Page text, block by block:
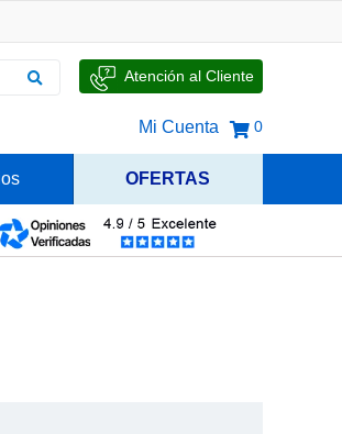
Atención al Cliente
Mi Cuenta 0
OFERTAS